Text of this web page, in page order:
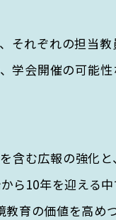
それぞれの担当
学会開催の可能
含む広報の強化
ら10年を迎える
育の価値を高め